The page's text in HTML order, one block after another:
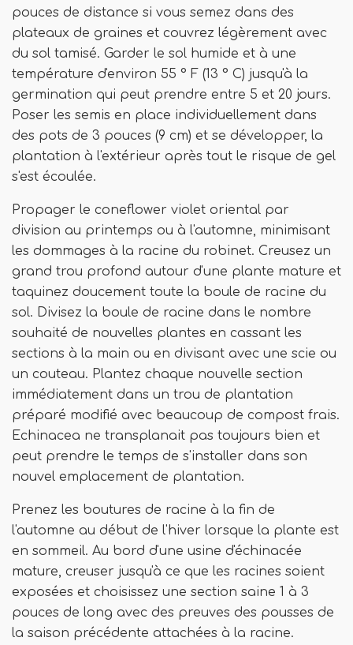
pouces de distance si vous semez dans des
plateaux de graines et couvrez légèrement avec
du sol tamisé. Garder le sol humide et à une
température d'environ 55 ° F (13 ° C) jusqu'à la
germination qui peut prendre entre 5 et 20 jours.
Poser les semis en place individuellement dans
des pots de 3 pouces (9 cm) et se développer, la
plantation à l'extérieur après tout le risque de gel
s'est écoulée.
Propager le coneflower violet oriental par
division au printemps ou à l'automne, minimisant
les dommages à la racine du robinet. Creusez un
grand trou profond autour d'une plante mature et
taquinez doucement toute la boule de racine du
sol. Divisez la boule de racine dans le nombre
souhaité de nouvelles plantes en cassant les
sections à la main ou en divisant avec une scie ou
un couteau. Plantez chaque nouvelle section
immédiatement dans un trou de plantation
préparé modifié avec beaucoup de compost frais.
Echinacea ne transplanait pas toujours bien et
peut prendre le temps de s'installer dans son
nouvel emplacement de plantation.
Prenez les boutures de racine à la fin de
l'automne au début de l'hiver lorsque la plante est
en sommeil. Au bord d'une usine d'échinacée
mature, creuser jusqu'à ce que les racines soient
exposées et choisissez une section saine 1 à 3
pouces de long avec des preuves des pousses de
la saison précédente attachées à la racine.